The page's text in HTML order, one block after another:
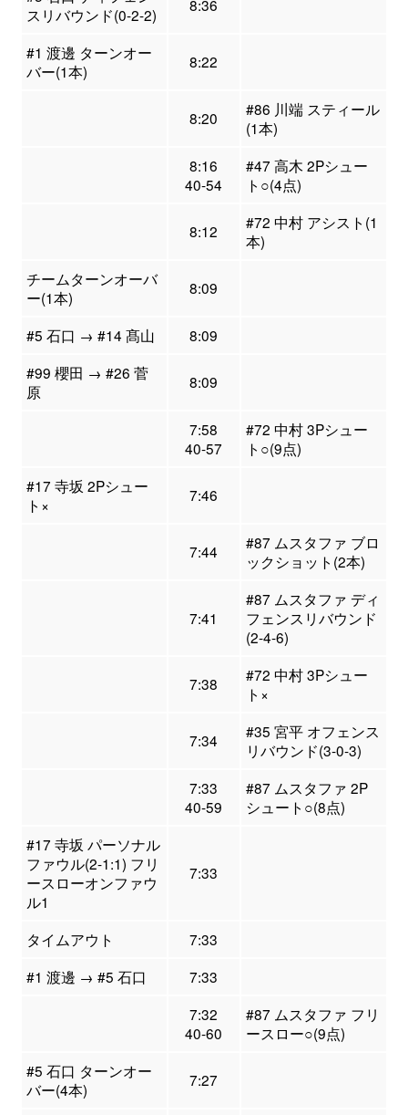
スリバウンド(0-2-2)
8:36
#1 渡邊 ターンオー
バー(1本)
8:22
8:20
#86 川端 スティール
(1本)
8:16
40-54
#47 高木 2Pシュー
ト○(4点)
8:12
#72 中村 アシスト(1
本)
チームターンオーバ
ー(1本)
8:09
#5 石口 → #14 髙山
8:09
#99 櫻田 → #26 菅
原
8:09
7:58
40-57
#72 中村 3Pシュー
ト○(9点)
#17 寺坂 2Pシュー
ト×
7:46
7:44
#87 ムスタファ ブロ
ックショット(2本)
7:41
#87 ムスタファ ディ
フェンスリバウンド
(2-4-6)
7:38
#72 中村 3Pシュー
ト×
7:34
#35 宮平 オフェンス
リバウンド(3-0-3)
7:33
40-59
#87 ムスタファ 2P
シュート○(8点)
#17 寺坂 パーソナル
ファウル(2-1:1) フリ
ースローオンファウ
ル1
7:33
タイムアウト
7:33
#1 渡邊 → #5 石口
7:33
7:32
40-60
#87 ムスタファ フリ
ースロー○(9点)
#5 石口 ターンオー
バー(4本)
7:27